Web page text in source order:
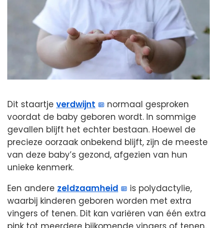
Dit staartje verdwijnt
normaal gesproken
voordat de baby geboren wordt. In sommige
gevallen blijft het echter bestaan. Hoewel de
precieze oorzaak onbekend blijft, zijn de meeste
van deze baby’s gezond, afgezien van hun
unieke kenmerk.
Een andere zeldzaamheid
is polydactylie,
waarbij kinderen geboren worden met extra
vingers of tenen. Dit kan variëren van één extra